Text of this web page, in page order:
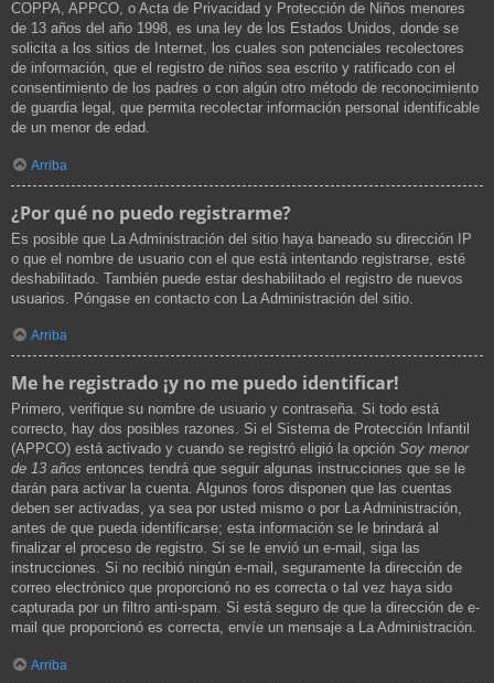
COPPA, APPCO, o Acta de Privacidad y Protección de Niños menores
de 13 años del año 1998, es una ley de los Estados Unidos, donde se
solicita a los sitios de Internet, los cuales son potenciales recolectores
de información, que el registro de niños sea escrito y ratificado con el
consentimiento de los padres o con algún otro método de reconocimiento
de guardia legal, que permita recolectar información personal identificable
de un menor de edad.
Arriba
¿Por qué no puedo registrarme?
Es posible que La Administración del sitio haya baneado su dirección IP
o que el nombre de usuario con el que está intentando registrarse, esté
deshabilitado. También puede estar deshabilitado el registro de nuevos
usuarios. Póngase en contacto con La Administración del sitio.
Arriba
Me he registrado ¡y no me puedo identificar!
Primero, verifique su nombre de usuario y contraseña. Si todo está
correcto, hay dos posibles razones. Si el Sistema de Protección Infantil
(APPCO) está activado y cuando se registró eligió la opción Soy menor
de 13 años entonces tendrá que seguir algunas instrucciones que se le
darán para activar la cuenta. Algunos foros disponen que las cuentas
deben ser activadas, ya sea por usted mismo o por La Administración,
antes de que pueda identificarse; esta información se le brindará al
finalizar el proceso de registro. Si se le envió un e-mail, siga las
instrucciones. Si no recibió ningún e-mail, seguramente la dirección de
correo electrónico que proporcionó no es correcta o tal vez haya sido
capturada por un filtro anti-spam. Si está seguro de que la dirección de e-
mail que proporcionó es correcta, envíe un mensaje a La Administración.
Arriba